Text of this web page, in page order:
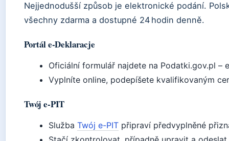
Nejjednodušší způsob je elektronické podání.
všechny zdarma a dostupné 24 hodin denně.
Portál e-Deklaracje
Oficiální formulář najdete na Podatki.gov.pl –
Vyplníte online, podepíšete kvalifikovaným
Twój e-PIT
Služba Twój e-PIT připraví předvyplněné